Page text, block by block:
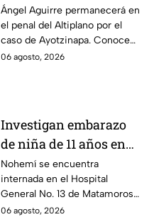
permanecerá Ángel
Aguirre por caso
Ayotzinapa
Ángel Aguirre permanecerá en
el penal del Altiplano por el
caso de Ayotzinapa. Conoce
dónde está, cómo es esta
06 agosto, 2026
Investigan embarazo
de niña de 11 años en
Matamoros,
Tamaulipas; ¿qué pasó
con Nohemí?
Nohemí se encuentra
internada en el Hospital
General No. 13 de Matamoros
tras complicaciones por un
06 agosto, 2026